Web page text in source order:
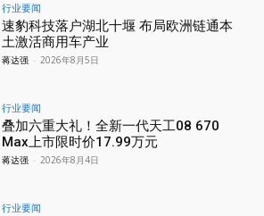
行业要闻
速豹科技落户湖北十堰 布局欧洲链通本
土激活商用车产业
蒋达强 - 2026年8月5日
行业要闻
叠加六重大礼！全新一代天工08 670
Max上市限时价17.99万元
蒋达强 - 2026年8月4日
行业要闻